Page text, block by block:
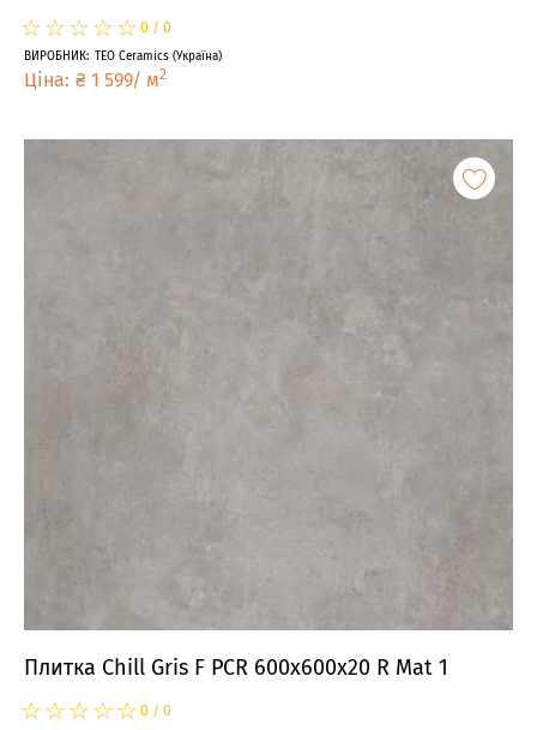
☆
★☆
★☆
★☆
★☆
★ 0 / 0
ВИРОБНИК: TEO Ceramics (Україна)
Ціна: ₴ 1 599/ м2
Плитка Chill Gris F PCR 600x600x20 R Mat 1
☆
★☆
★☆
★☆
★☆
★ 0 / 0